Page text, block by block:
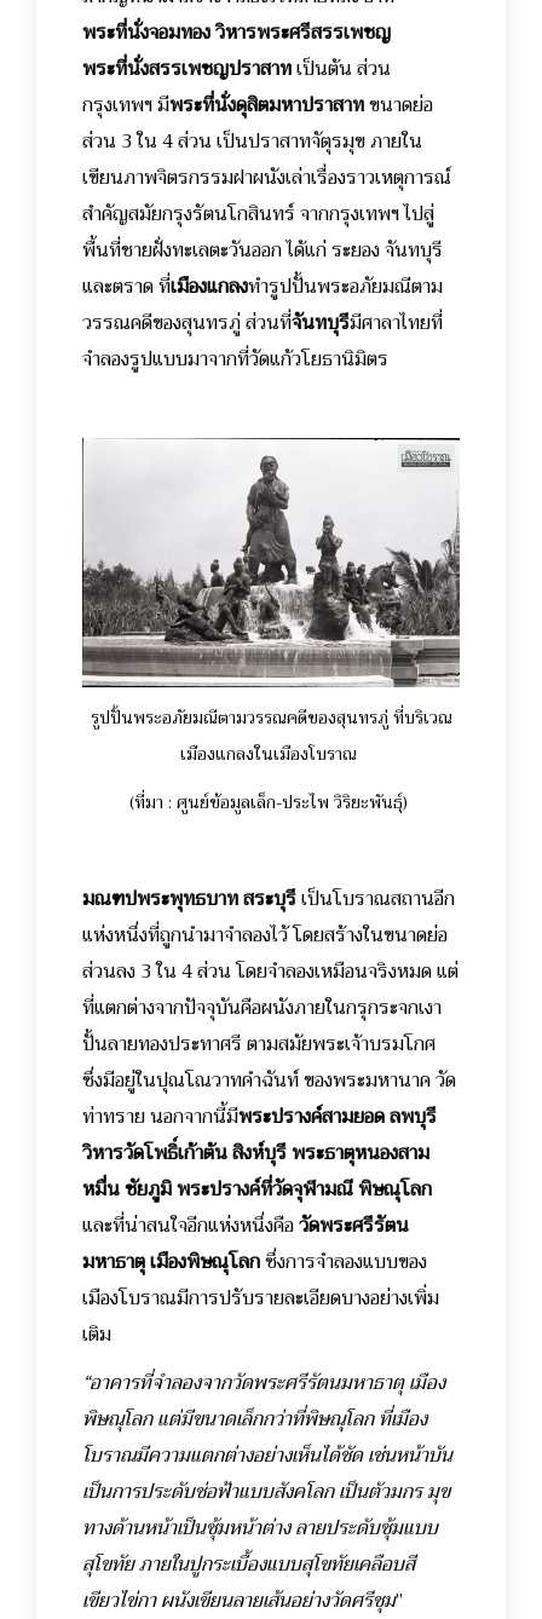
พระที่นั่งจอมทอง วิหารพระศรีสรรเพชญ
พระที่นั่งสรรเพชญปราสาทเป็นต้น ส่วน
กรุงเทพฯ มีพระที่นั่งดุสิตมหาปราสาทขนาดย่อ
ส่วน 3 ใน 4 ส่วน เป็นปราสาทจัตุรมุข ภายใน
เขียนภาพจิตรกรรมฝาผนังเล่าเรื่องราวเหตุการณ์
สำคัญสมัยกรุงรัตนโกสินทร์ จากกรุงเทพฯ ไปสู่
พื้นที่ชายฝั่งทะเลตะวันออก ได้แก่ ระยอง จันทบุรี
และตราด ที่เมืองแกลงทำรูปปั้นพระอภัยมณีตาม
วรรณคดีของสุนทรภู่ ส่วนที่จันทบุรีมีศาลาไทยที่
จำลองรูปแบบมาจากที่วัดแก้วโยธานิมิตร
รูปปั้นพระอภัยมณีตามวรรณคดีของสุนทรภู่ ที่บริเวณ
เมืองแกลงในเมืองโบราณ
(ที่มา : ศูนย์ข้อมูลเล็ก-ประไพ วิริยะพันธุ์)
มณฑปพระพุทธบาท สระบุรีเป็นโบราณสถานอีก
แห่งหนึ่งที่ถูกนำมาจำลองไว้ โดยสร้างในขนาดย่อ
ส่วนลง 3 ใน 4 ส่วนโดยจำลองเหมือนจริงหมด แต่
ที่แตกต่างจากปัจจุบันคือผนังภายในกรุกระจกเงา
ปั้นลายทองประทาศรี ตามสมัยพระเจ้าบรมโกศ
ซึ่งมีอยู่ในปุณโณวาทคำฉันท์ ของพระมหานาค วัด
ท่าทรายนอกจากนี้มีพระปรางค์สามยอด ลพบุรี
วิหารวัดโพธิ์เก้าต้น สิงห์บุรี พระธาตุหนองสาม
หมื่น ชัยภูมิ พระปรางค์ที่วัดจุฬามณี พิษณุโลก
และที่น่าสนใจอีกแห่งหนึ่งคือวัดพระศรีรัตน
มหาธาตุ เมืองพิษณุโลกซึ่งการจำลองแบบของ
เมืองโบราณมีการปรับรายละเอียดบางอย่างเพิ่ม
เติม
“อาคารที่จำลองจากวัดพระศรีรัตนมหาธาตุ เมือง
พิษณุโลก แต่มีขนาดเล็กกว่าที่พิษณุโลก ที่เมือง
โบราณมีความแตกต่างอย่างเห็นได้ชัด เช่นหน้าบัน
เป็นการประดับช่อฟ้าแบบสังคโลก เป็นตัวมกร มุข
ทางด้านหน้าเป็นซุ้มหน้าต่าง ลายประดับซุ้มแบบ
สุโขทัย ภายในปูกระเบื้องแบบสุโขทัยเคลือบสี
เขียวไข่กา ผนังเขียนลายเส้นอย่างวัดศรีชุม”